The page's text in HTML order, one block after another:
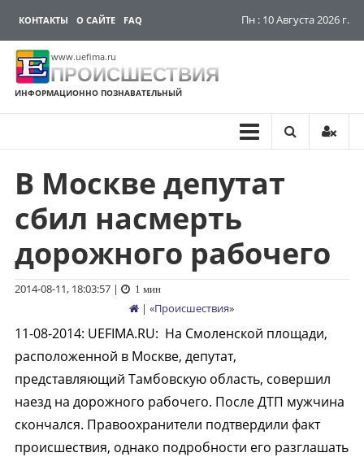
КОНТАКТЫ О САЙТЕ FAQ Пн : 10 Августа 2026 г.
www.uefima.ru
ПРОИСШЕСТВИЯ
ИНФОРМАЦИОННО ПОЗНАВАТЕЛЬНЫЙ
Перейти
содержимому
В Москве депутат
сбил насмерть
дорожного рабочего
2014-08-11, 18:03:57| 1 мин
| «Происшествия»
11-08-2014: UEFIMA.RU: На Смоленской площади,
расположенной в Москве, депутат,
представляющий Тамбовскую область, совершил
наезд на дорожного рабочего. После ДТП мужчина
скончался. Правоохранители подтвердили факт
происшествия, однако подробности его разглашать